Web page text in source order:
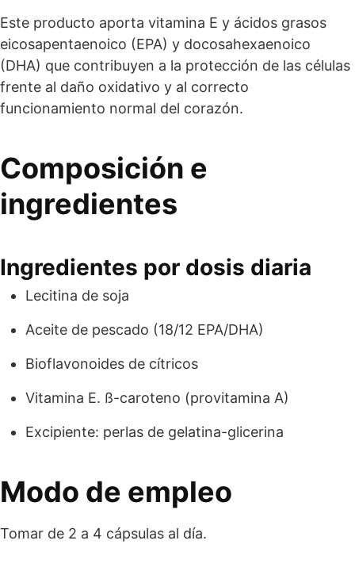
Este producto aporta vitamina E y ácidos grasos
eicosapentaenoico (EPA) y docosahexaenoico
(DHA) que contribuyen a la protección de las células
frente al daño oxidativo y al correcto
funcionamiento normal del corazón.
Composición e
ingredientes
Ingredientes por dosis diaria
Lecitina de soja
Aceite de pescado (18/12 EPA/DHA)
Bioflavonoides de cítricos
Vitamina E. ß-caroteno (provitamina A)
Excipiente: perlas de gelatina-glicerina
Modo de empleo
Tomar de 2 a 4 cápsulas al día.